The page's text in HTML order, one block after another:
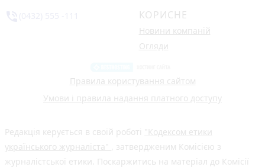
КОРИСНЕ
Новини компаній
Огляди
Правила користування сайтом
Умови і правила надання платного доступу
Редакція керується в своїй роботі "Кодексом етики
українського журналіста" , затвердженим Комісією з
журналістської етики. Поскаржитись на матеріал до Комісії